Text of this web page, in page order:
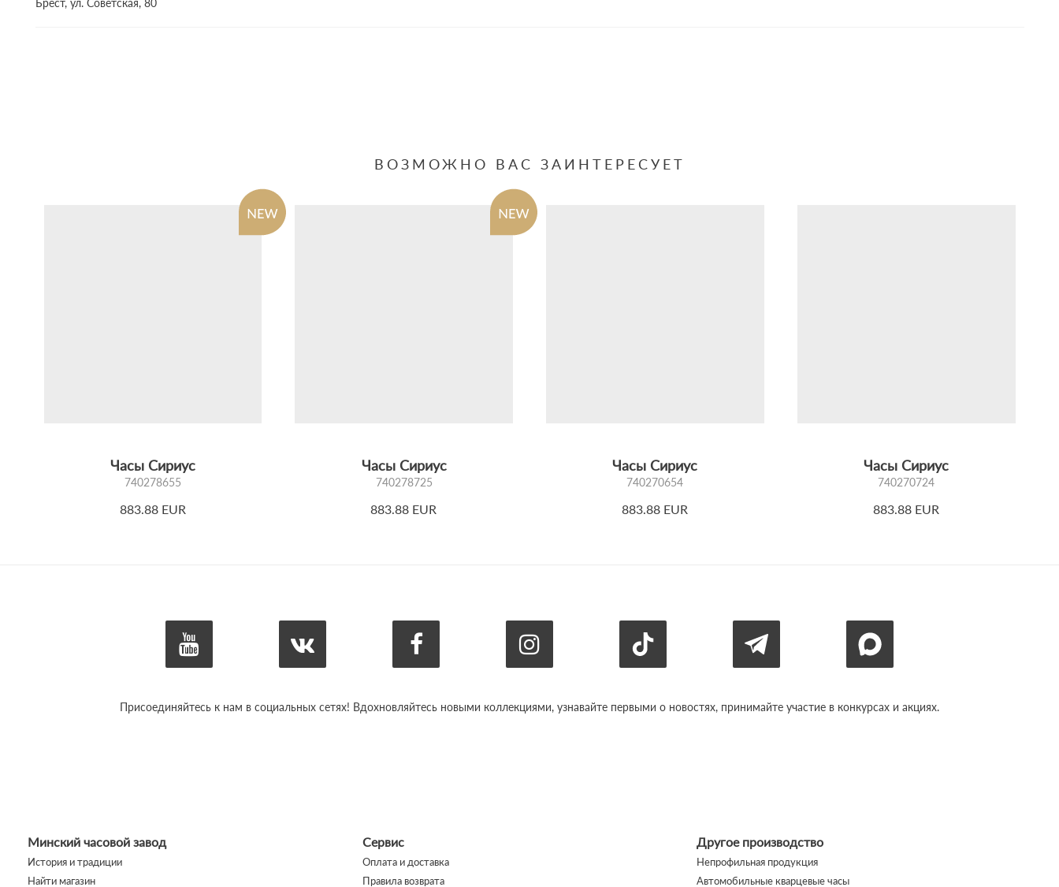
Брест, ул. Советская, 80
ВОЗМОЖНО ВАС ЗАИНТЕРЕСУЕТ
Часы Сириус
740278655
883.88 EUR
Часы Сириус
740278725
883.88 EUR
Часы Сириус
740270654
883.88 EUR
Часы Сириус
740270724
883.88 EUR
Присоединяйтесь к нам в социальных сетях! Вдохновляйтесь новыми коллекциями, узнавайте первыми о новостях, принимайте участие в конкурсах и акциях.
Минский часовой завод
История и традиции
Найти магазин
Сервис
Оплата и доставка
Правила возврата
Другое производство
Непрофильная продукция
Автомобильные кварцевые часы